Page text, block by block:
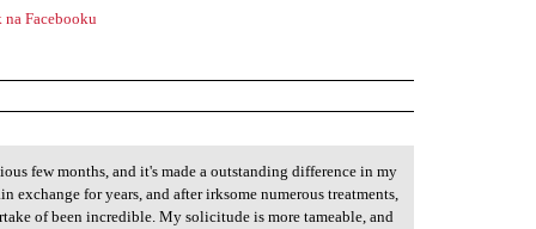
Facebooku
few months, and it's made a outstanding difference in my
exchange for years, and after irksome numerous treatments,
of been incredible. My solicitude is more tameable, and